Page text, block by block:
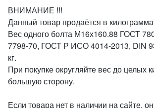
ВНИМАНИЕ !!!
Данный товар продаётся в
Вес одного болта М16х160.88 ГОСТ
7798-70, ГОСТ Р ИСО 4014-2013, DIN
кг.
При покупке округляйте вес до целых
большую сторону.
Если товара нет в наличии на сайте,